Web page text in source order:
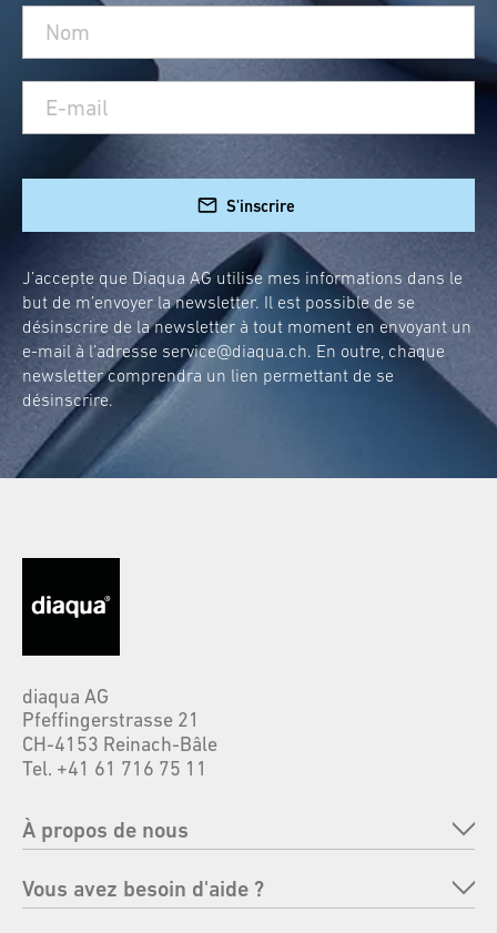
S'inscrire
J’accepte que Diaqua AG utilise mes informations dans le
but de m’envoyer la newsletter. Il est possible de se
désinscrire de la newsletter à tout moment en envoyant un
e-mail à l’adresse service@diaqua.ch. En outre, chaque
newsletter comprendra un lien permettant de se
désinscrire.
diaqua AG
Pfeffingerstrasse 21
CH-4153 Reinach-Bâle
Tel. +41 61 716 75 11
À propos de nous
Entreprise
Vous avez besoin d'aide ?